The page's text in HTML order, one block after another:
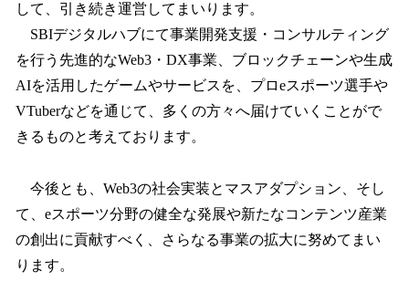
して、引き続き運営してまいります。
SBIデジタルハブにて事業開発支援・コンサルティング
を行う先進的なWeb3・DX事業、ブロックチェーンや生成
AIを活用したゲームやサービスを、プロeスポーツ選手や
VTuberなどを通じて、多くの方々へ届けていくことがで
きるものと考えております。
今後とも、Web3の社会実装とマスアダプション、そし
て、eスポーツ分野の健全な発展や新たなコンテンツ産業
の創出に貢献すべく、さらなる事業の拡大に努めてまい
ります。